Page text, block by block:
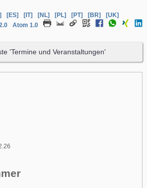
[ES] [IT] [NL] [PL] [PT] [BR]
[UK]
Atom 1.0
'Termine und Veranstaltungen'